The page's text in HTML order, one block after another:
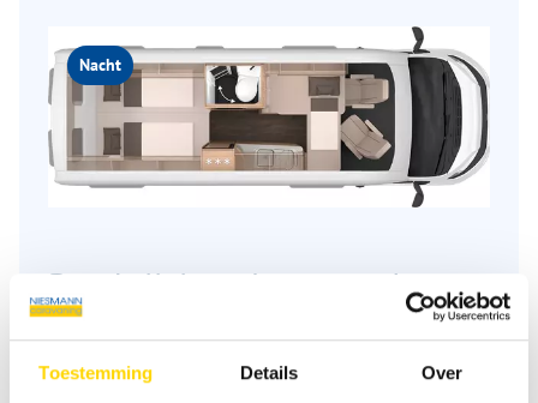
Toestemming Details Over
Nacht
Beschrijving plattegrond
Slaapplaatsen